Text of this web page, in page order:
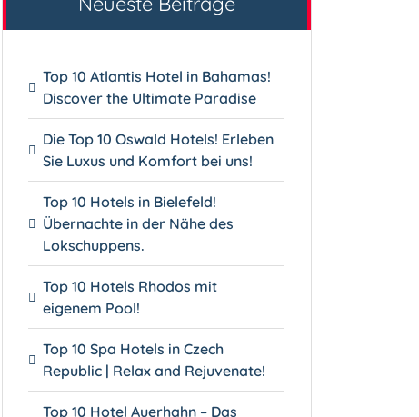
Top 10 Atlantis Hotel in Bahamas!
Discover the Ultimate Paradise
Die Top 10 Oswald Hotels! Erleben
Sie Luxus und Komfort bei uns!
Top 10 Hotels in Bielefeld!
Übernachte in der Nähe des
Lokschuppens.
Top 10 Hotels Rhodos mit
eigenem Pool!
Top 10 Spa Hotels in Czech
Republic | Relax and Rejuvenate!
Top 10 Hotel Auerhahn – Das